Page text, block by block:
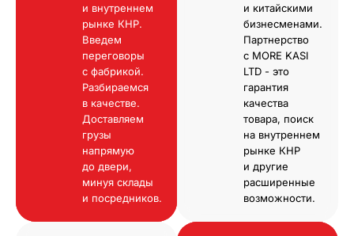
и китайскими
бизнесменами.
Партнерство
с MORE KASI
LTD - это
гарантия
качества
товара, поиск
на внутреннем
рынке КНР
и другие
расширенные
возможности.
и внутреннем
рынке КНР.
Введем
переговоры
с фабрикой.
Разбираемся
в качестве.
Доставляем
грузы
напрямую
до двери,
минуя склады
и посредников.